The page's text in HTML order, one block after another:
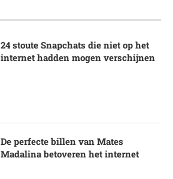
24 stoute Snapchats die niet op het
internet hadden mogen verschijnen
De perfecte billen van Mates
Madalina betoveren het internet